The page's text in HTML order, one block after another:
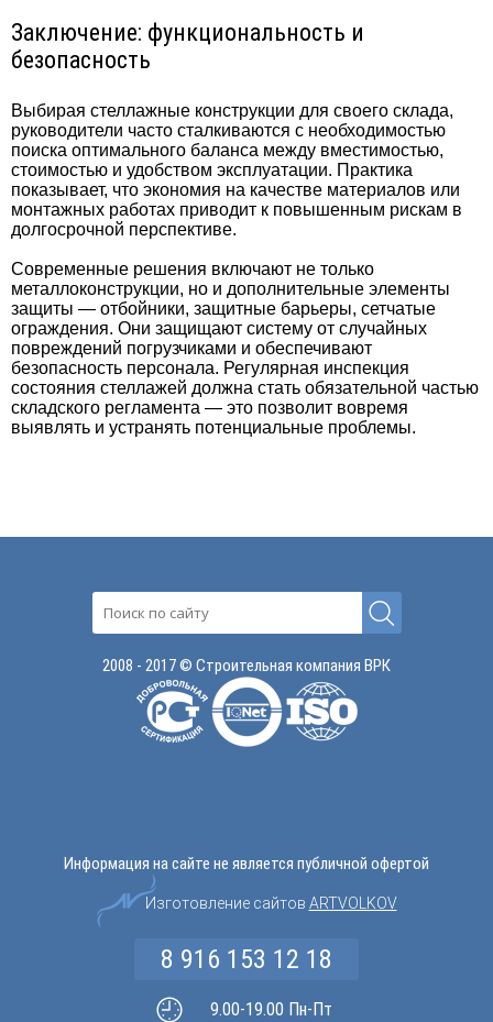
Заключение: функциональность и
безопасность
Выбирая стеллажные конструкции для своего склада,
руководители часто сталкиваются с необходимостью
поиска оптимального баланса между вместимостью,
стоимостью и удобством эксплуатации. Практика
показывает, что экономия на качестве материалов или
монтажных работах приводит к повышенным рискам в
долгосрочной перспективе.
Современные решения включают не только
металлоконструкции, но и дополнительные элементы
защиты — отбойники, защитные барьеры, сетчатые
ограждения. Они защищают систему от случайных
повреждений погрузчиками и обеспечивают
безопасность персонала. Регулярная инспекция
состояния стеллажей должна стать обязательной частью
складского регламента — это позволит вовремя
выявлять и устранять потенциальные проблемы.
2008 - 2017 © Строительная компания ВРК
Информация на сайте не является публичной офертой
Изготовление сайтов ARTVOLKOV
8 916 153 12 18
9.00-19.00 Пн-Пт